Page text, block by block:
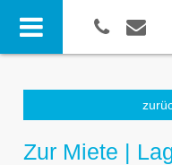
Zur Miete |